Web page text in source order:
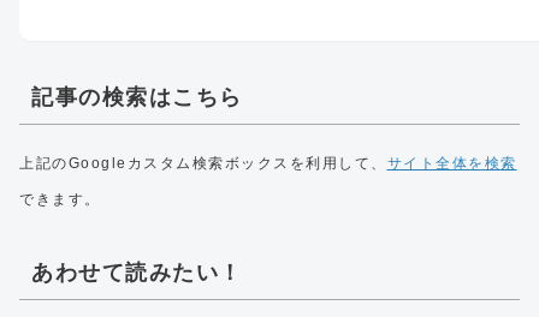
記事の検索はこちら
上記のGoogleカスタム検索ボックスを利用して、 サイト全体を検索
できます。
あわせて読みたい！